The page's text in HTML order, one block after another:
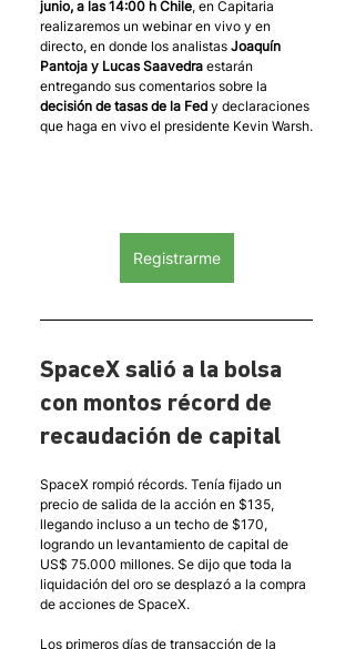
junio, a las 14:00 h Chile, en Capitaria
realizaremos un webinar en vivo y en
directo, en donde los analistas Joaquín
Pantoja y Lucas Saavedra estarán
entregando sus comentarios sobre la
decisión de tasas de la Fed y declaraciones
que haga en vivo el presidente Kevin Warsh.
Registrarme
SpaceX salió a la bolsa
con montos récord de
recaudación de capital
SpaceX rompió récords. Tenía fijado un
precio de salida de la acción en $135,
llegando incluso a un techo de $170,
logrando un levantamiento de capital de
US$ 75.000 millones. Se dijo que toda la
liquidación del oro se desplazó a la compra
de acciones de SpaceX.
Los primeros días de transacción de la